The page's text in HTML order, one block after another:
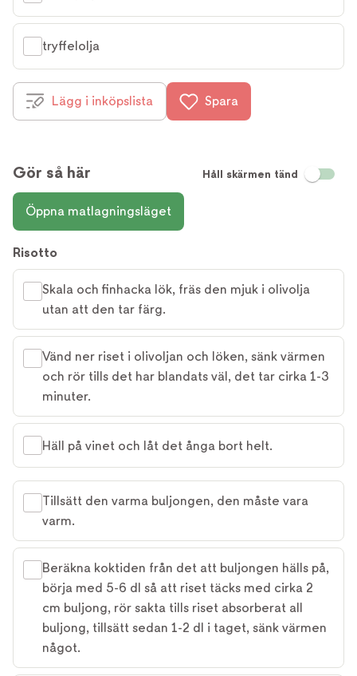
tryffelolja
Lägg i inköpslista Spara
Gör så här Håll skärmen tänd
Öppna matlagningsläget
Risotto
Skala och finhacka lök, fräs den mjuk i olivolja
utan att den tar färg.
Vänd ner riset i olivoljan och löken, sänk värmen
och rör tills det har blandats väl, det tar cirka 1-3
minuter.
Häll på vinet och låt det ånga bort helt.
Tillsätt den varma buljongen, den måste vara
varm.
Beräkna koktiden från det att buljongen hälls på,
börja med 5-6 dl så att riset täcks med cirka 2
cm buljong, rör sakta tills riset absorberat all
buljong, tillsätt sedan 1-2 dl i taget, sänk värmen
något.